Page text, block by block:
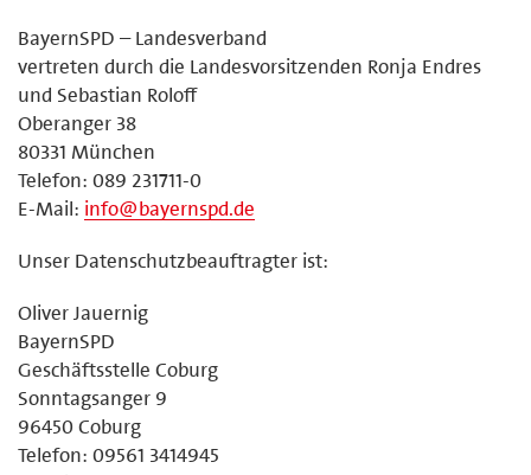
BayernSPD – Landesverband
vertreten durch die Landesvorsitzenden Ronja Endres
und Sebastian Roloff
Oberanger 38
80331 München
Telefon: 089 231711-0
E-Mail: info@bayernspd.de
Unser Datenschutzbeauftragter ist:
Oliver Jauernig
BayernSPD
Geschäftsstelle Coburg
Sonntagsanger 9
96450 Coburg
Telefon: 09561 3414945